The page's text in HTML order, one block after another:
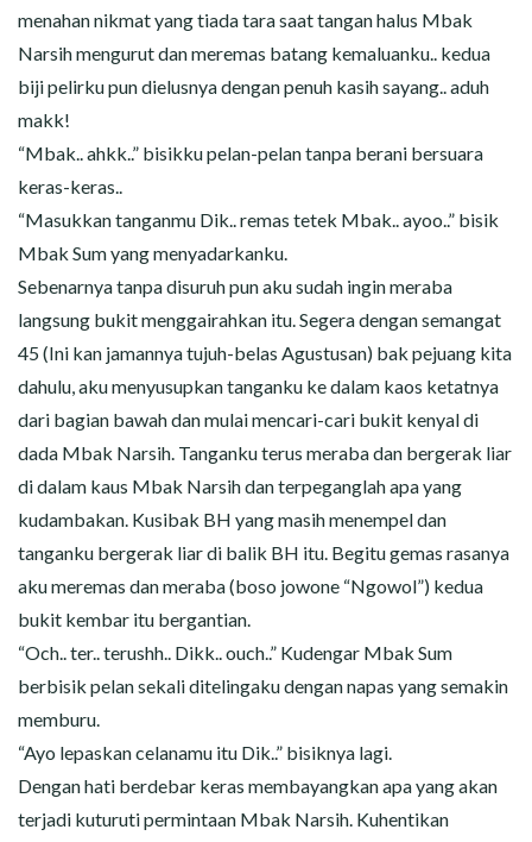
menahan nikmat yang tiada tara saat tangan halus Mbak
Narsih mengurut dan meremas batang kemaluanku.. kedua
biji pelirku pun dielusnya dengan penuh kasih sayang.. aduh
makk!
“Mbak.. ahkk..” bisikku pelan-pelan tanpa berani bersuara
keras-keras..
“Masukkan tanganmu Dik.. remas tetek Mbak.. ayoo..” bisik
Mbak Sum yang menyadarkanku.
Sebenarnya tanpa disuruh pun aku sudah ingin meraba
langsung bukit menggairahkan itu. Segera dengan semangat
45 (Ini kan jamannya tujuh-belas Agustusan) bak pejuang kita
dahulu, aku menyusupkan tanganku ke dalam kaos ketatnya
dari bagian bawah dan mulai mencari-cari bukit kenyal di
dada Mbak Narsih. Tanganku terus meraba dan bergerak liar
di dalam kaus Mbak Narsih dan terpeganglah apa yang
kudambakan. Kusibak BH yang masih menempel dan
tanganku bergerak liar di balik BH itu. Begitu gemas rasanya
aku meremas dan meraba (boso jowone “Ngowol”) kedua
bukit kembar itu bergantian.
“Och.. ter.. terushh.. Dikk.. ouch..” Kudengar Mbak Sum
berbisik pelan sekali ditelingaku dengan napas yang semakin
memburu.
“Ayo lepaskan celanamu itu Dik..” bisiknya lagi.
Dengan hati berdebar keras membayangkan apa yang akan
terjadi kuturuti permintaan Mbak Narsih. Kuhentikan